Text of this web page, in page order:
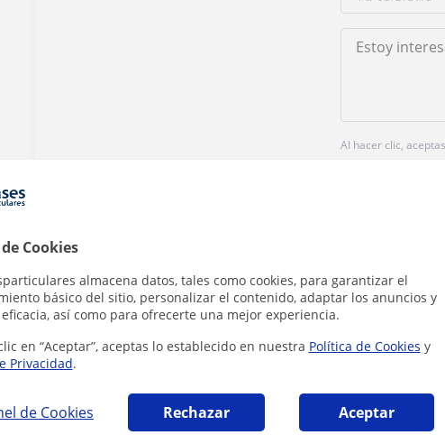
Cookies
almacena datos, tales como cookies, para garantizar el
básico del sitio, personalizar el contenido, adaptar los anuncios y
así como para ofrecerte una mejor experiencia.
en “Aceptar”, aceptas lo establecido en nuestra Política de Cookies y
Privacidad.
de Cookies Rechazar Aceptar
Al hacer clic,
¿Hay algún error en este perfil?Cuéntanos
Salamanca que pueden interesarte